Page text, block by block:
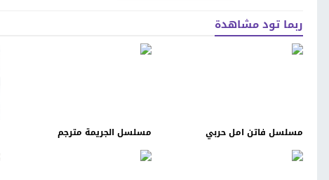
ربما تود مشاهدة
مسلسل فاتن امل حربي مسلسل الجريمة مترجم